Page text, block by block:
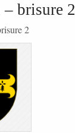
brisure 2
2